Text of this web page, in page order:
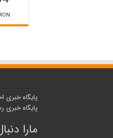
پایگاه خبری
پایگاه
مارا